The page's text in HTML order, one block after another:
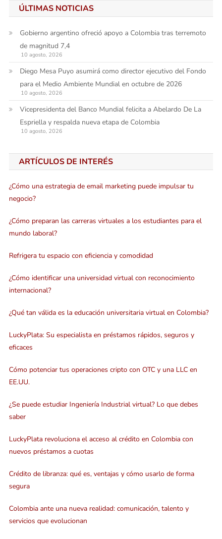
ÚLTIMAS NOTICIAS
Gobierno argentino ofreció apoyo a Colombia tras terremoto
de magnitud 7,4
10 agosto, 2026
Diego Mesa Puyo asumirá como director ejecutivo del Fondo
para el Medio Ambiente Mundial en octubre de 2026
10 agosto, 2026
Vicepresidenta del Banco Mundial felicita a Abelardo De La
Espriella y respalda nueva etapa de Colombia
10 agosto, 2026
ARTÍCULOS DE INTERÉS
¿Cómo una estrategia de email marketing puede impulsar tu
negocio?
¿Cómo preparan las carreras virtuales a los estudiantes para el
mundo laboral?
Refrigera tu espacio con eficiencia y comodidad
¿Cómo identificar una universidad virtual con reconocimiento
internacional?
¿Qué tan válida es la educación universitaria virtual en Colombia?
LuckyPlata: Su especialista en préstamos rápidos, seguros y
eficaces
Cómo potenciar tus operaciones cripto con OTC y una LLC en
EE.UU.
¿Se puede estudiar Ingeniería Industrial virtual? Lo que debes
saber
LuckyPlata revoluciona el acceso al crédito en Colombia con
nuevos préstamos a cuotas
Crédito de libranza: qué es, ventajas y cómo usarlo de forma
segura
Colombia ante una nueva realidad: comunicación, talento y
servicios que evolucionan